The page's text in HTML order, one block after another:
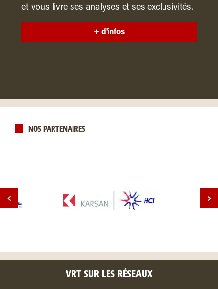
et vous livre ses analyses et ses exclusivités.
+ d'infos
NOS PARTENAIRES
VRT SUR LES RÉSEAUX